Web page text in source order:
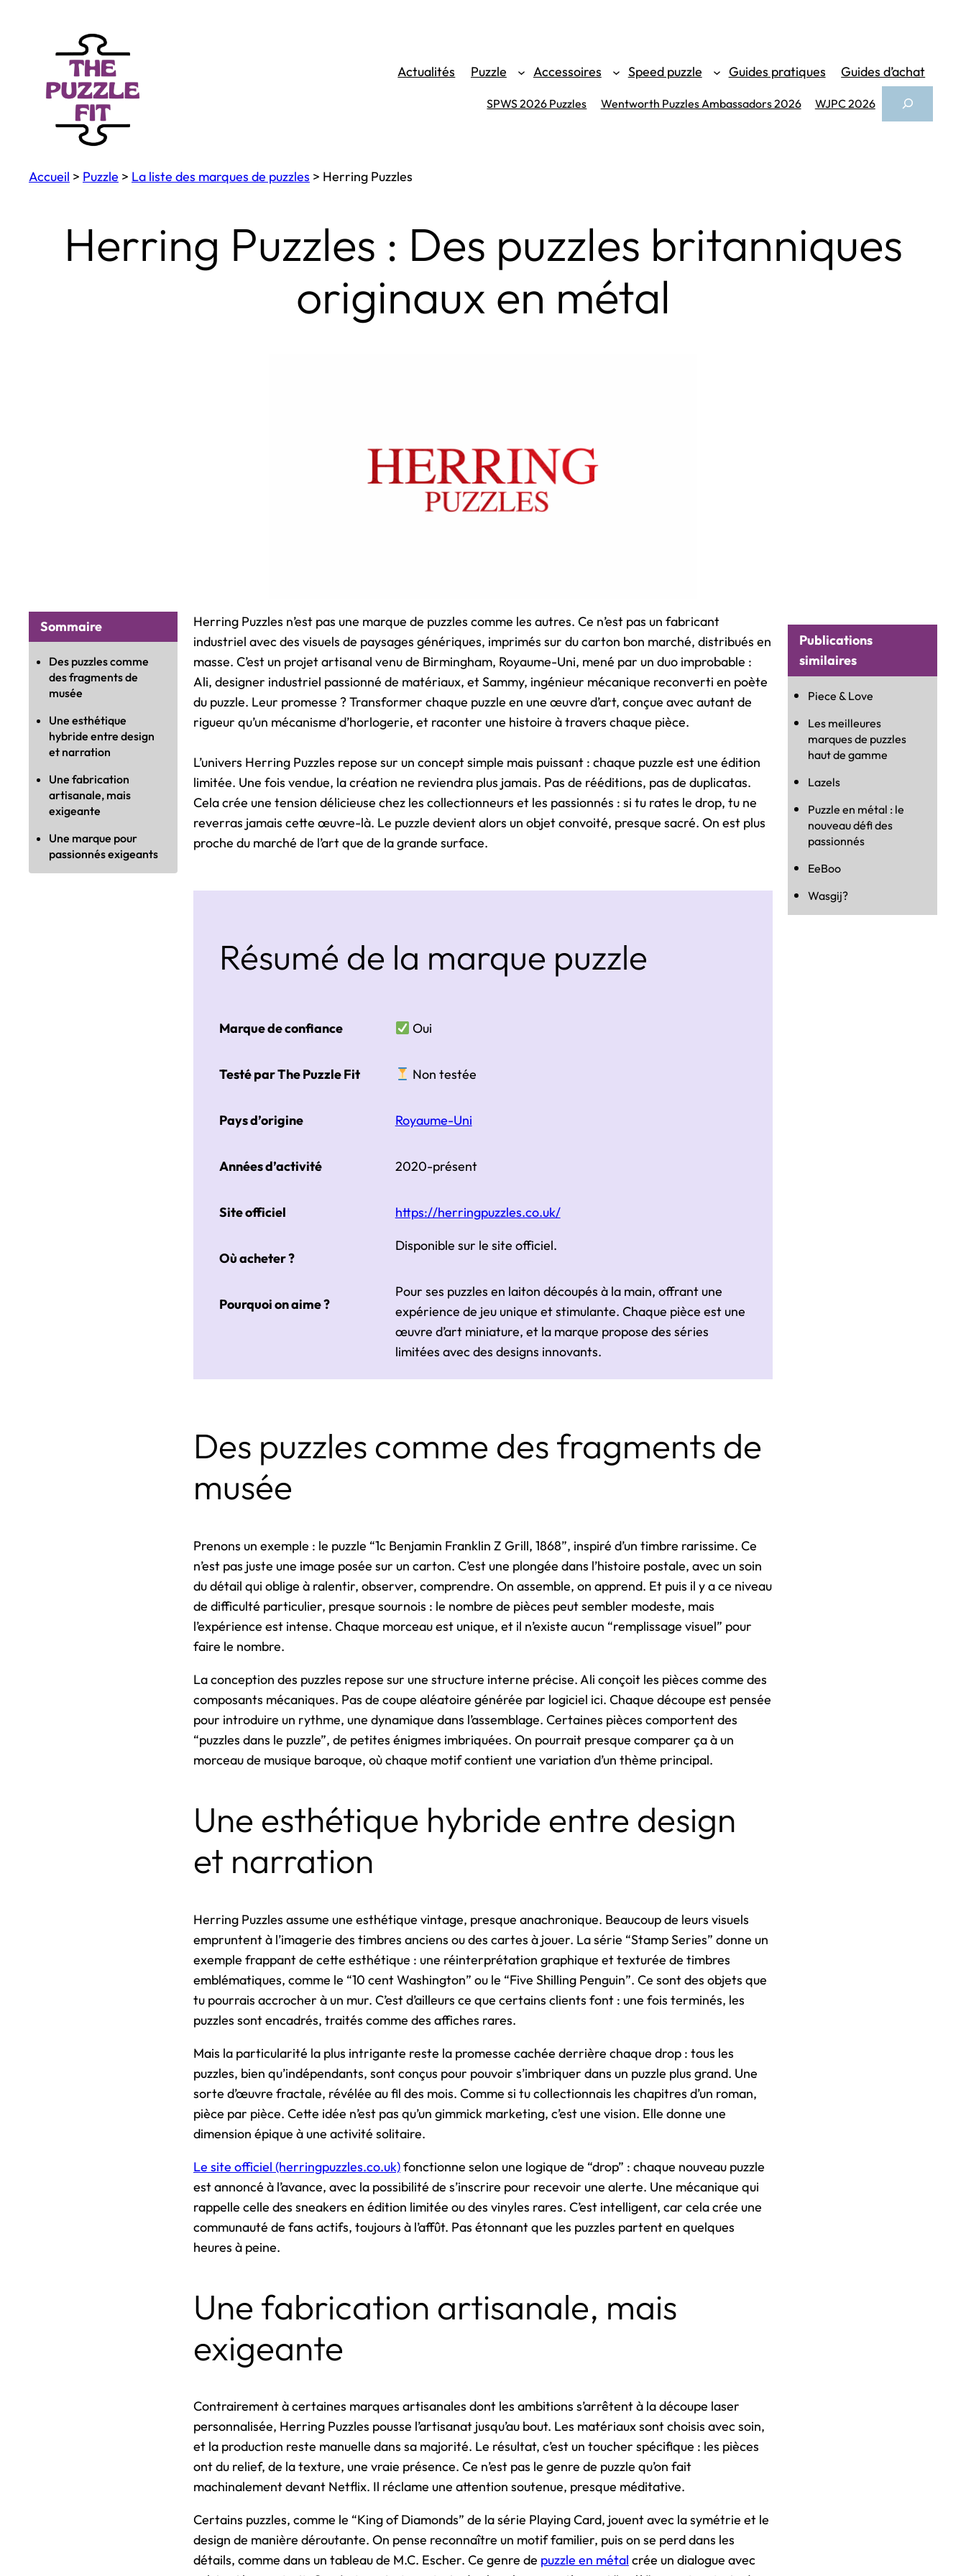
Actualités
Puzzle Accessoires Speed puzzle Guides pratiques Guides d’achat
SPWS 2026 Puzzles Wentworth Puzzles Ambassadors 2026 WJPC 2026
Search
Accueil > Puzzle > La liste des marques de puzzles > Herring Puzzles
Herring Puzzles : Des puzzles britanniques
originaux en métal
Sommaire
Des puzzles comme
des fragments de
musée
Une esthétique
hybride entre design
et narration
Une fabrication
artisanale, mais
exigeante
Une marque pour
passionnés exigeants
Herring Puzzles n’est pas une marque de puzzles comme les autres. Ce n’est pas un fabricant
industriel avec des visuels de paysages génériques, imprimés sur du carton bon marché, distribués en
masse. C’est un projet artisanal venu de Birmingham, Royaume-Uni, mené par un duo improbable :
Ali, designer industriel passionné de matériaux, et Sammy, ingénieur mécanique reconverti en poète
du puzzle. Leur promesse ? Transformer chaque puzzle en une œuvre d’art, conçue avec autant de
rigueur qu’un mécanisme d’horlogerie, et raconter une histoire à travers chaque pièce.
L’univers Herring Puzzles repose sur un concept simple mais puissant : chaque puzzle est une édition
limitée. Une fois vendue, la création ne reviendra plus jamais. Pas de rééditions, pas de duplicatas.
Cela crée une tension délicieuse chez les collectionneurs et les passionnés : si tu rates le drop, tu ne
reverras jamais cette œuvre-là. Le puzzle devient alors un objet convoité, presque sacré. On est plus
proche du marché de l’art que de la grande surface.
Résumé de la marque puzzle
Marque de confiance Oui
Testé par The Puzzle Fit Non testée
Pays d’origine Royaume-Uni
Années d’activité 2020-présent
Site officiel https://herringpuzzles.co.uk/
Où acheter ?
Disponible sur le site officiel.
Pourquoi on aime ?
Pour ses puzzles en laiton découpés à la main, offrant une
expérience de jeu unique et stimulante. Chaque pièce est une
œuvre d’art miniature, et la marque propose des séries
limitées avec des designs innovants.
Des puzzles comme des fragments de
musée
Prenons un exemple : le puzzle “1c Benjamin Franklin Z Grill, 1868”, inspiré d’un timbre rarissime. Ce
n’est pas juste une image posée sur un carton. C’est une plongée dans l’histoire postale, avec un soin
du détail qui oblige à ralentir, observer, comprendre. On assemble, on apprend. Et puis il y a ce niveau
de difficulté particulier, presque sournois : le nombre de pièces peut sembler modeste, mais
l’expérience est intense. Chaque morceau est unique, et il n’existe aucun “remplissage visuel” pour
faire le nombre.
La conception des puzzles repose sur une structure interne précise. Ali conçoit les pièces comme des
composants mécaniques. Pas de coupe aléatoire générée par logiciel ici. Chaque découpe est pensée
pour introduire un rythme, une dynamique dans l’assemblage. Certaines pièces comportent des
“puzzles dans le puzzle”, de petites énigmes imbriquées. On pourrait presque comparer ça à un
morceau de musique baroque, où chaque motif contient une variation d’un thème principal.
Une esthétique hybride entre design
et narration
Herring Puzzles assume une esthétique vintage, presque anachronique. Beaucoup de leurs visuels
empruntent à l’imagerie des timbres anciens ou des cartes à jouer. La série “Stamp Series” donne un
exemple frappant de cette esthétique : une réinterprétation graphique et texturée de timbres
emblématiques, comme le “10 cent Washington” ou le “Five Shilling Penguin”. Ce sont des objets que
tu pourrais accrocher à un mur. C’est d’ailleurs ce que certains clients font : une fois terminés, les
puzzles sont encadrés, traités comme des affiches rares.
Mais la particularité la plus intrigante reste la promesse cachée derrière chaque drop : tous les
puzzles, bien qu’indépendants, sont conçus pour pouvoir s’imbriquer dans un puzzle plus grand. Une
sorte d’œuvre fractale, révélée au fil des mois. Comme si tu collectionnais les chapitres d’un roman,
pièce par pièce. Cette idée n’est pas qu’un gimmick marketing, c’est une vision. Elle donne une
dimension épique à une activité solitaire.
Le site officiel (herringpuzzles.co.uk)fonctionne selon une logique de “drop” : chaque nouveau puzzle
est annoncé à l’avance, avec la possibilité de s’inscrire pour recevoir une alerte. Une mécanique qui
rappelle celle des sneakers en édition limitée ou des vinyles rares. C’est intelligent, car cela crée une
communauté de fans actifs, toujours à l’affût. Pas étonnant que les puzzles partent en quelques
heures à peine.
Une fabrication artisanale, mais
exigeante
Contrairement à certaines marques artisanales dont les ambitions s’arrêtent à la découpe laser
personnalisée, Herring Puzzles pousse l’artisanat jusqu’au bout. Les matériaux sont choisis avec soin,
et la production reste manuelle dans sa majorité. Le résultat, c’est un toucher spécifique : les pièces
ont du relief, de la texture, une vraie présence. Ce n’est pas le genre de puzzle qu’on fait
machinalement devant Netflix. Il réclame une attention soutenue, presque méditative.
Certains puzzles, comme le “King of Diamonds” de la série Playing Card, jouent avec la symétrie et le
design de manière déroutante. On pense reconnaître un motif familier, puis on se perd dans les
détails, comme dans un tableau de M.C. Escher. Ce genre de puzzle en métal crée un dialogue avec
Publications
similaires
Piece & Love
Les meilleures
marques de puzzles
haut de gamme
Lazels
Puzzle en métal : le
nouveau défi des
passionnés
EeBoo
Wasgij?